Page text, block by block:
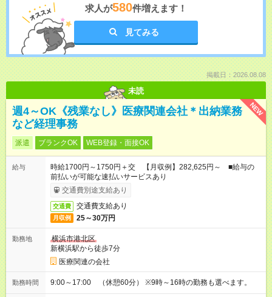
求人が580件増えます！
見てみる
掲載日：2026.08.08
未読
NEW
週4～OK《残業なし》医療関連会社＊出納業務
など経理事務
派遣 ブランクOK WEB登録・面接OK
給与
時給1700円～1750円＋交 【月収例】282,625円～ ■給与の
前払いが可能な速払いサービスあり
交通費別途支給あり
交通費 交通費支給あり
月収例 25～30万円
勤務地
横浜市港北区
新横浜駅から徒歩7分
医療関連の会社
勤務時間 9:00～17:00 （休憩60分） ※9時～16時の勤務も選べます。